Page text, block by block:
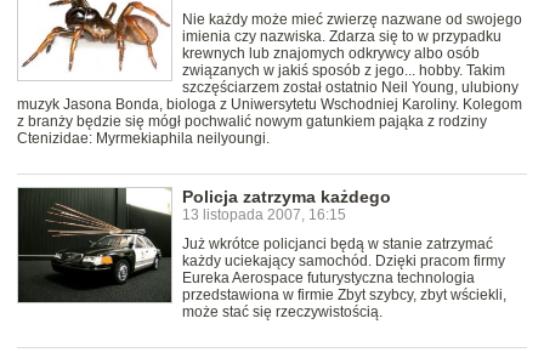
Nie każdy może mieć zwierzę nazwane od swojego
imienia czy nazwiska. Zdarza się to w przypadku
krewnych lub znajomych odkrywcy albo osób
związanych w jakiś sposób z jego... hobby. Takim
szczęściarzem został ostatnio Neil Young, ulubiony
muzyk Jasona Bonda, biologa z Uniwersytetu Wschodniej Karoliny. Kolegom
z branży będzie się mógł pochwalić nowym gatunkiem pająka z rodziny
Ctenizidae: Myrmekiaphila neilyoungi.
Policja zatrzyma każdego
13 listopada 2007, 16:15
Już wkrótce policjanci będą w stanie zatrzymać
każdy uciekający samochód. Dzięki pracom firmy
Eureka Aerospace futurystyczna technologia
przedstawiona w firmie Zbyt szybcy, zbyt wściekli,
może stać się rzeczywistością.